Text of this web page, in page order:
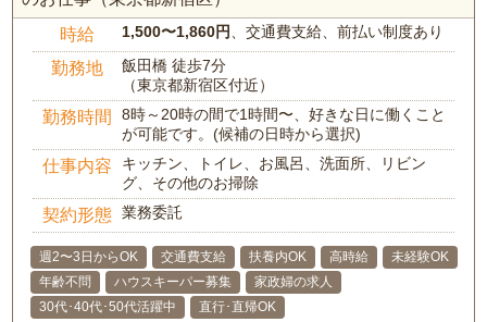
時給 1,500〜1,860円 、交通費支給、前払い制度あり
勤務地
飯田橋 徒歩7分
（東京都新宿区付近）
勤務時間
8時～20時の間で1時間〜、好きな日に働くこと
が可能です。(候補の日時から選択)
仕事内容
キッチン、トイレ、お風呂、洗面所、リビン
グ、その他のお掃除
契約形態 業務委託
週2〜3日からOK 交通費支給 扶養内OK 高時給
未経験OK
年齢不問
ハウスキーパー募集
家政婦の求人
30代･40代･50代活躍中
直行･直帰OK